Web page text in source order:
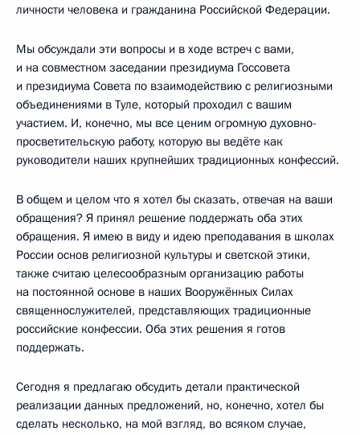
личности человека и гражданина Российской Федерации.
Мы обсуждали эти вопросы и в ходе встреч с вами,
и на совместном заседании президиума Госсовета
и президиума Совета по взаимодействию с религиозными
объединениями в Туле, который проходил с вашим
участием. И, конечно, мы все ценим огромную духовно-
просветительскую работу, которую вы ведёте как
руководители наших крупнейших традиционных конфессий.
В общем и целом что я хотел бы сказать, отвечая на ваши
обращения? Я принял решение поддержать оба этих
обращения. Я имею в виду и идею преподавания в школах
России основ религиозной культуры и светской этики,
также считаю целесообразным организацию работы
на постоянной основе в наших Вооружённых Силах
священнослужителей, представляющих традиционные
российские конфессии. Оба этих решения я готов
поддержать.
Сегодня я предлагаю обсудить детали практической
реализации данных предложений, но, конечно, хотел бы
сделать несколько, на мой взгляд, во всяком случае,